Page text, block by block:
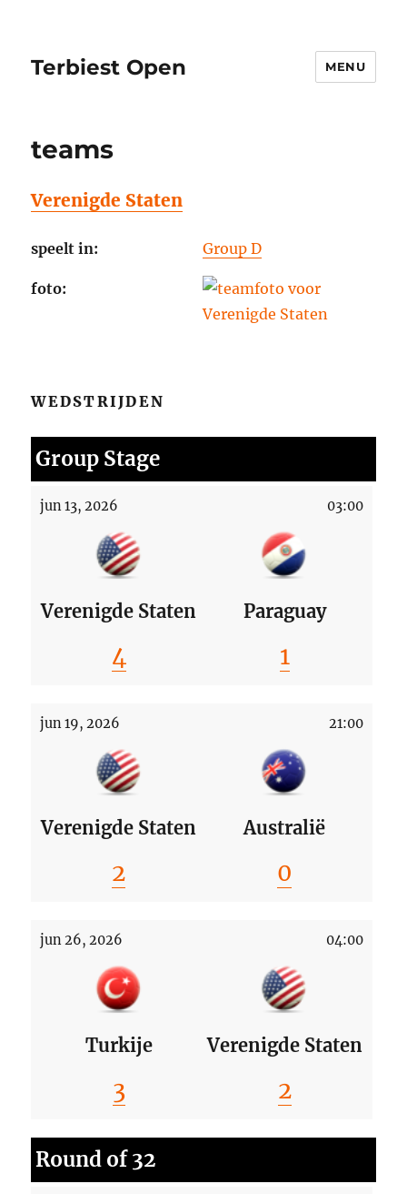
Terbiest Open MENU
teams
Verenigde Staten
speelt in: Group D
foto:
WEDSTRIJDEN
Group Stage
jun 13, 2026 03:00
Verenigde Staten Paraguay
4 1
jun 19, 2026 21:00
Verenigde Staten Australië
2 0
jun 26, 2026 04:00
Turkije Verenigde Staten
3 2
Round of 32